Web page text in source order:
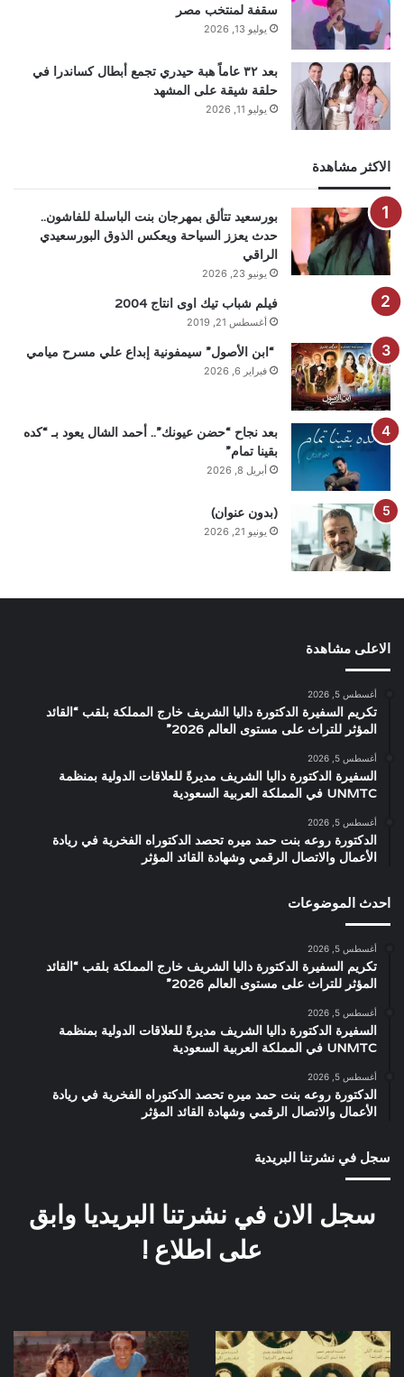
سقفة لمنتخب مصر
يوليو 13, 2026
بعد ٣٢ عاماً هبة حيدري تجمع أبطال كساندرا في
حلقة شيقة على المشهد
يوليو 11, 2026
الاكثر مشاهدة
بورسعيد تتألق بمهرجان بنت الباسلة للفاشون..
حدث يعزز السياحة ويعكس الذوق البورسعيدي
الراقي
يونيو 23, 2026
فيلم شباب تيك اوى انتاج 2004
أغسطس 21, 2019
“ابن الأصول” سيمفونية إبداع علي مسرح ميامي
فبراير 6, 2026
بعد نجاح “حضن عيونك”.. أحمد الشال يعود بـ “كده
بقينا تمام”
أبريل 8, 2026
(بدون عنوان)
يونيو 21, 2026
الاعلى مشاهدة
أغسطس 5, 2026
تكريم السفيرة الدكتورة داليا الشريف خارج المملكة بلقب “القائد
المؤثر للتراث على مستوى العالم 2026”
أغسطس 5, 2026
السفيرة الدكتورة داليا الشريف مديرةً للعلاقات الدولية بمنظمة
UNMTC في المملكة العربية السعودية
أغسطس 5, 2026
الدكتورة روعه بنت حمد ميره تحصد الدكتوراه الفخرية في ريادة
الأعمال والاتصال الرقمي وشهادة القائد المؤثر
احدث الموضوعات
أغسطس 5, 2026
تكريم السفيرة الدكتورة داليا الشريف خارج المملكة بلقب “القائد
المؤثر للتراث على مستوى العالم 2026”
أغسطس 5, 2026
السفيرة الدكتورة داليا الشريف مديرةً للعلاقات الدولية بمنظمة
UNMTC في المملكة العربية السعودية
أغسطس 5, 2026
الدكتورة روعه بنت حمد ميره تحصد الدكتوراه الفخرية في ريادة
الأعمال والاتصال الرقمي وشهادة القائد المؤثر
سجل في نشرتنا البريدية
سجل الان في نشرتنا البريديا وابق
على اطلاع !
مسابقة
المباراة
نادرة